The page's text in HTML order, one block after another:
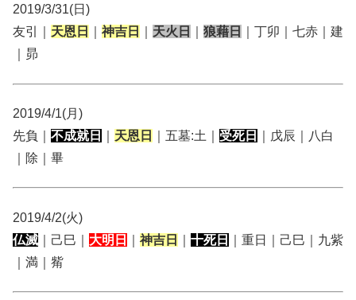
2019/3/31(日)
友引｜ 天恩日 神吉日 天火日 狼藉日
｜丁卯｜七赤｜建
｜昴
2019/4/1(月)
先負｜ 不成就日 天恩日 ｜五墓:土｜ 受死日
｜戊辰｜八白
｜除｜畢
2019/4/2(火)
仏滅 ｜己巳｜ 大明日 神吉日 十死日
｜重日｜己巳｜九紫
｜満｜觜